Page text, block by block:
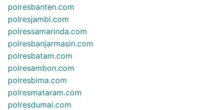
polresbanten.com
polresjambi.com
polressamarinda.com
polresbanjarmasin.com
polresbatam.com
polresambon.com
polresbima.com
polresmataram.com
polresdumai.com